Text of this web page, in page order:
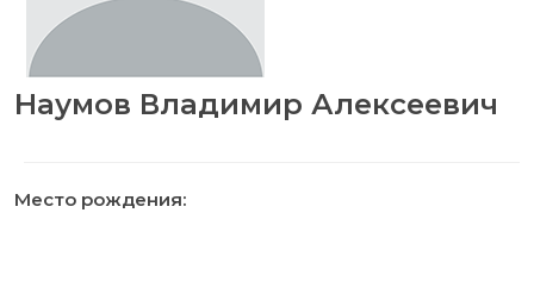
Наумов Владимир Алексеевич
Место рождения: